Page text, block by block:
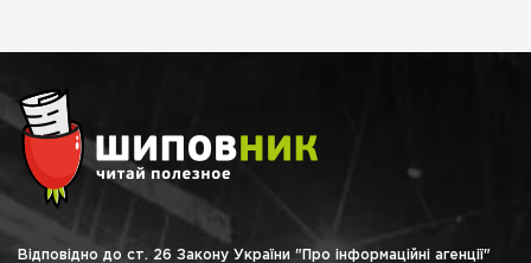
Відповідно до ст. 26 Закону України "Про інформаційні агенції"